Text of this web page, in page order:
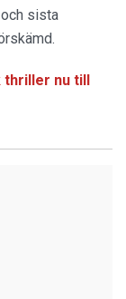
sista
thriller nu till